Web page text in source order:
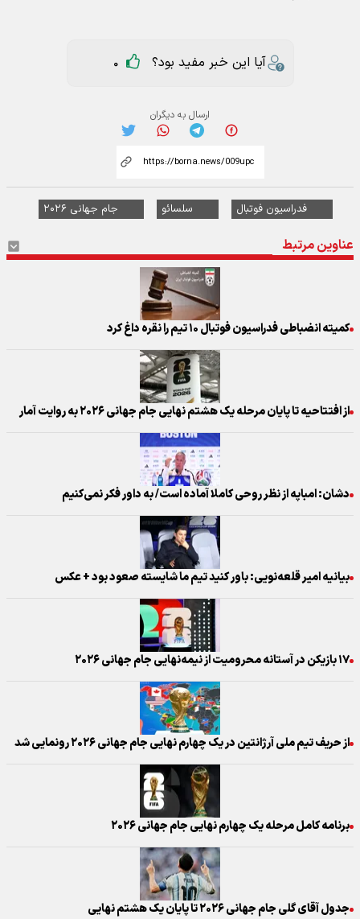
آیا این خبر مفید بود؟ 0
ارسال به دیگران
فدراسیون فوتبال سلسائو جام جهانی ۲۰۲۶
عناوین مرتبط
کمیته انضباطی فدراسیون فوتبال ۱۰ تیم را نقره داغ کرد
از افتتاحیه تا پایان مرحله یک هشتم نهایی جام جهانی ۲۰۲۶ به روایت آمار
دشان: امباپه از نظر روحی کاملا آماده است/ به داور فکر نمی‌کنیم
بیانیه امیر قلعه‌نویی: باور کنید تیم ما شایسته صعود بود + عکس
۱۷ بازیکن در آستانه محرومیت از نیمه‌نهایی جام جهانی ۲۰۲۶
از حریف تیم ملی آرژانتین در یک چهارم نهایی جام جهانی ۲۰۲۶ رونمایی شد
برنامه کامل مرحله یک‌ چهارم نهایی جام جهانی ۲۰۲۶
جدول آقای گلی جام جهانی ۲۰۲۶ تا پایان یک هشتم نهایی